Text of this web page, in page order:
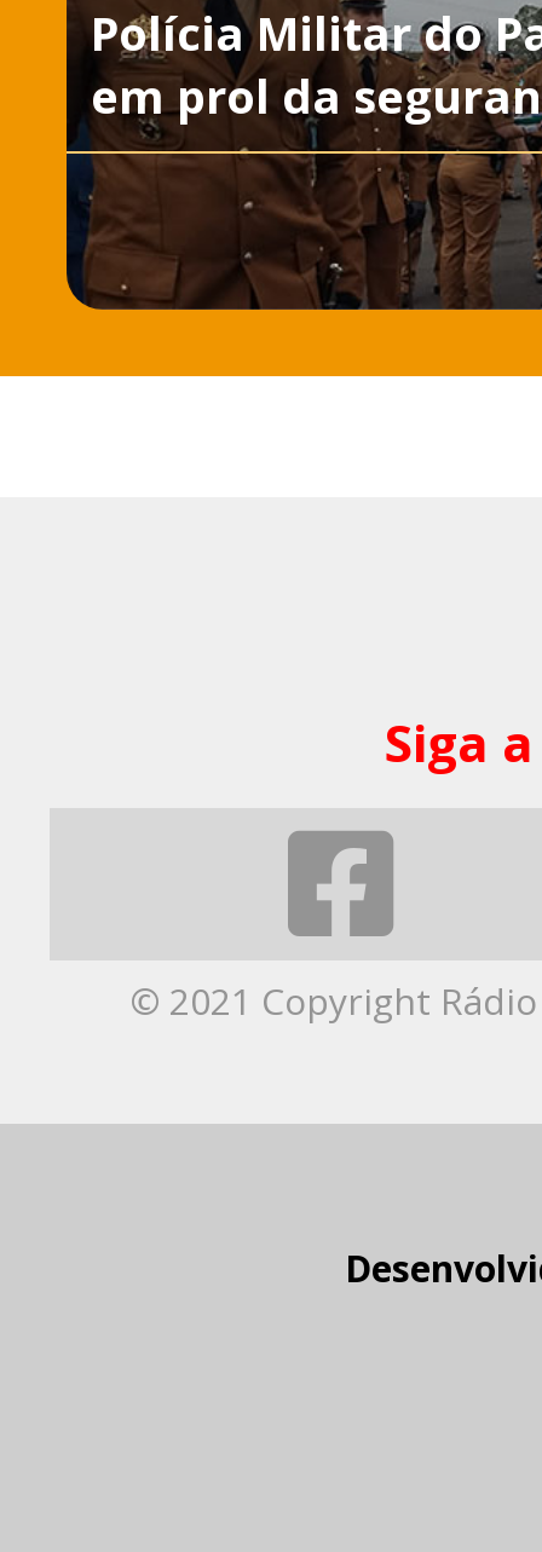
Polícia Militar do
em prol da
Siga
© 2021 Copyright